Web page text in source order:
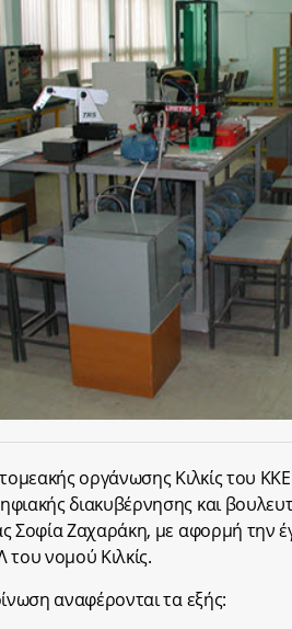
οργάνωσης Κιλκίς του
διακυβέρνησης και
Σοφία Ζαχαράκη, με αφορμή την
νομού Κιλκίς.
αναφέρονται τα εξής: